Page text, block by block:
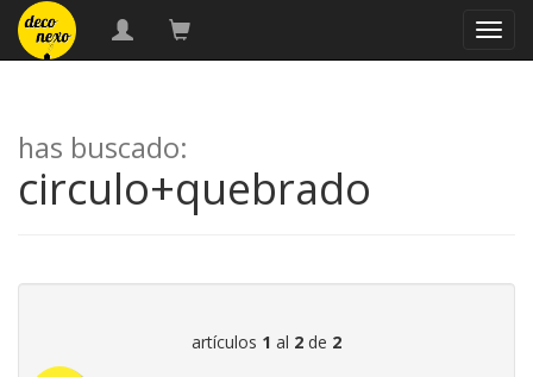
has buscado:
circulo+quebrado
artículos 1 al 2 de 2